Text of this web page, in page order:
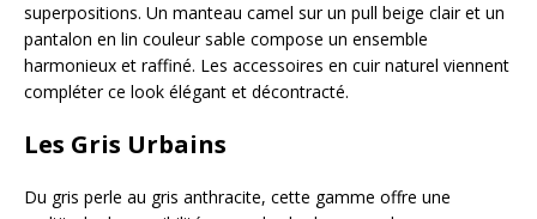
superpositions. Un manteau camel sur un pull beige clair et un
pantalon en lin couleur sable compose un ensemble
harmonieux et raffiné. Les accessoires en cuir naturel viennent
compléter ce look élégant et décontracté.
Les Gris Urbains
Du gris perle au gris anthracite, cette gamme offre une